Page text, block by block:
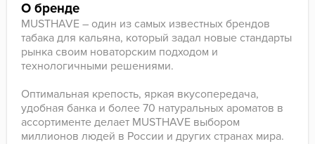
О бренде
MUSTHAVE – один из самых известных брендов
табака для кальяна, который задал новые стандарты
рынка своим новаторским подходом и
технологичными решениями.
Оптимальная крепость, яркая вкусопередача,
удобная банка и более 70 натуральных ароматов в
ассортименте делает MUSTHAVE выбором
миллионов людей в России и других странах мира.